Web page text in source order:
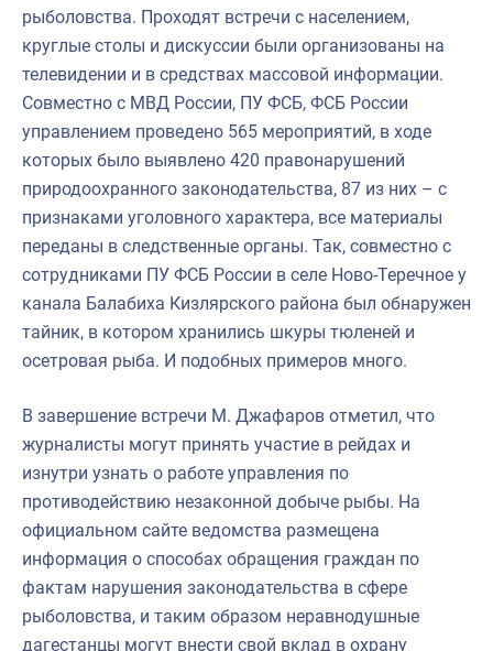
рыболовства. Проходят встречи с населением,
круглые столы и дискуссии были организованы на
телевидении и в средствах массовой информации.
Совместно с МВД России, ПУ ФСБ, ФСБ России
управлением проведено 565 мероприятий, в ходе
которых было выявлено 420 правонарушений
природоохранного законодательства, 87 из них – с
признаками уголовного характера, все материалы
переданы в следственные органы. Так, совместно с
сотрудниками ПУ ФСБ России в селе Ново-Теречное у
канала Балабиха Кизлярского района был обнаружен
тайник, в котором хранились шкуры тюленей и
осетровая рыба. И подобных примеров много.
В завершение встречи М. Джафаров отметил, что
журналисты могут принять участие в рейдах и
изнутри узнать о работе управления по
противодействию незаконной добыче рыбы. На
официальном сайте ведомства размещена
информация о способах обращения граждан по
фактам нарушения законодательства в сфере
рыболовства, и таким образом неравнодушные
дагестанцы могут внести свой вклад в охрану